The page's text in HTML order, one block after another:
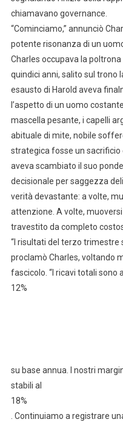
chiamavano governance.
“Cominciamo,” annunciò
potente risonanza di un
Charles occupava la
quindici anni, salito sul trono
esausto di Harold aveva
l’aspetto di un uomo
mascella pesante, i capelli
abituale di mite, nobile
strategica fosse un sacrificio
aveva scambiato il suo
decisionale per saggezza
verità devastante: a volte,
attenzione. A volte,
travestito da completo
“I risultati del terzo trimestre
proclamò Charles, voltando
fascicolo. “I ricavi totali sono
12%
su base annua. I nostri
stabili al
18%
. Continuiamo a registrare